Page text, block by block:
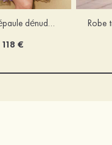
Trapèze épaule dénudée tulle courte/mini robe de fête de la rentrée avec paillettes
118 €